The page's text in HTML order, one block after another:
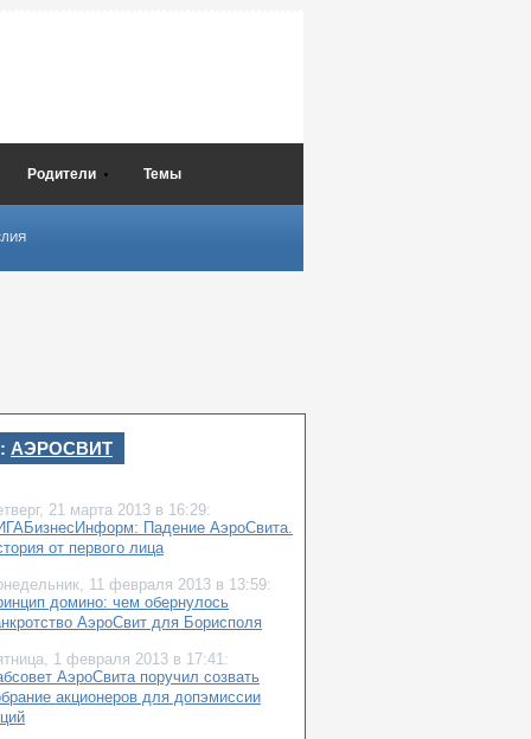
Родители Темы
АЭРОСВИТ
21 марта 2013 в 16:29:
Падение АэроСвита.
от первого лица
11 февраля 2013 в 13:59:
домино: чем обернулось
АэроСвит для Борисполя
1 февраля 2013 в 17:41:
АэроСвита поручил созвать
акционеров для допэмиссии